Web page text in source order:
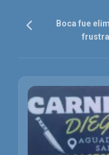
Boca fue